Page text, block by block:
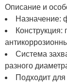
Описание и
Назначение:
Конструкция:
Система
разного
Подходит